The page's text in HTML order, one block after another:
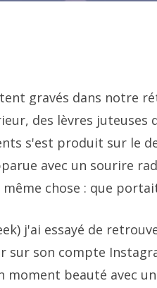
gravés dans notre
des lèvres juteuses
s'est produit sur le
avec un sourire
chose : que
j'ai essayé de
sur son compte
beauté avec